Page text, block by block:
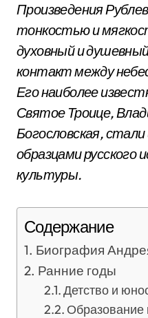
Произведения
тонкостью и
духовный и
контакт между
Его наиболее
Святое Троице,
Богословская,
образцами русского
культуры.
Содержание
Биография
Ранние годы
Детство и
Образование